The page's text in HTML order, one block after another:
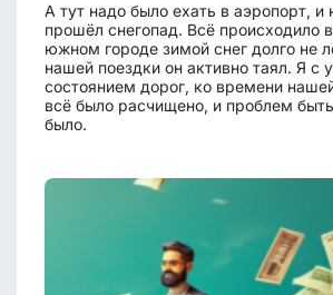
А тут надо было ехать в аэропорт, и
прошёл снегопад. Всё происходило
южном городе зимой снег долго не
нашей поездки он активно таял. Я с
состоянием дорог, ко времени
всё было расчищено, и проблем
было.